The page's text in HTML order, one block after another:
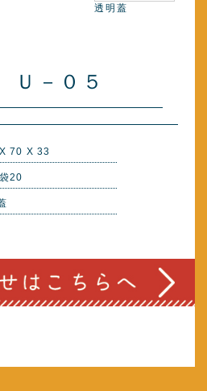
透明蓋
－０５
70 X 33
20